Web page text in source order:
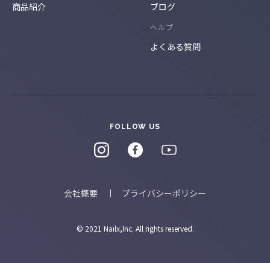
商品紹介
ブログ
ヘルプ
よくある質問
© 2021 Nailx,Inc. All rights reserved.
会社概要 プライバシーポリシー
FOLLOW US